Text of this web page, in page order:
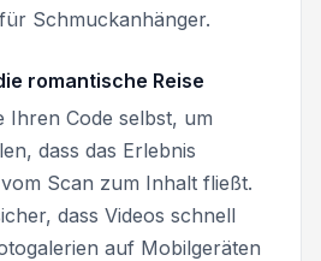
für Schmuckanhänger.
romantische Reise
Ihren Code selbst, um
dass das Erlebnis
Scan zum Inhalt fließt.
dass Videos schnell
auf Mobilgeräten